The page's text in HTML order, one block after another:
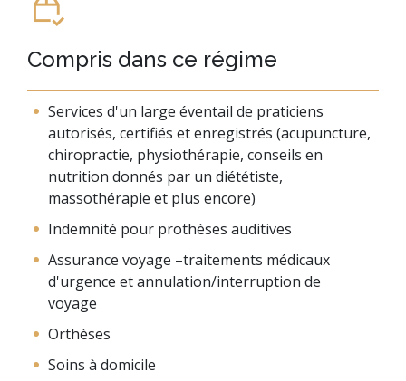
Compris dans ce régime
Services d'un large éventail de praticiens
autorisés, certifiés et enregistrés (acupuncture,
chiropractie, physiothérapie, conseils en
nutrition donnés par un diététiste,
massothérapie et plus encore)
Indemnité pour prothèses auditives
Assurance voyage –traitements médicaux
d'urgence et annulation/interruption de
voyage
Orthèses
Soins à domicile